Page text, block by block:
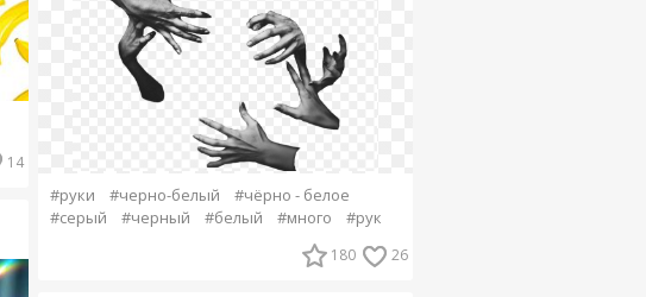
14
#руки #черно-белый
#чёрно - белое
#серый
#черный #белый #много #рук
180 26